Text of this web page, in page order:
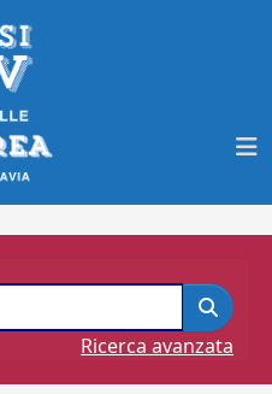
Ricerca avanzata